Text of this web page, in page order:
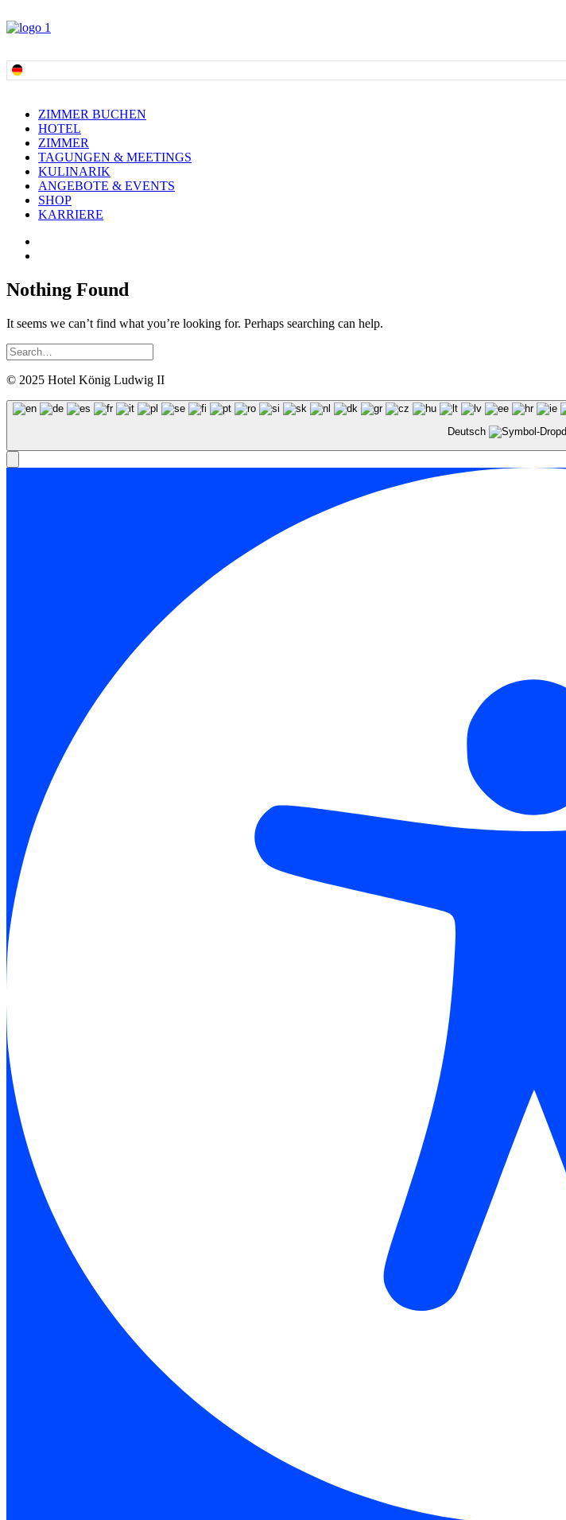
ZIMMER BUCHEN
HOTEL
ZIMMER
TAGUNGEN & MEETINGS
KULINARIK
ANGEBOTE & EVENTS
SHOP
KARRIERE
Nothing Found
It seems we can’t find what you’re looking for. Perhaps searching can help.
© 2025 Hotel König Ludwig II
Deutsch